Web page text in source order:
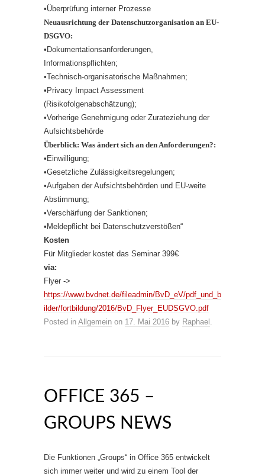
•Überprüfung interner Prozesse
Neuausrichtung der Datenschutzorganisation an EU-
DSGVO:
•Dokumentationsanforderungen,
Informationspflichten;
•Technisch-organisatorische Maßnahmen;
•Privacy Impact Assessment
(Risikofolgenabschätzung);
•Vorherige Genehmigung oder Zurateziehung der
Aufsichtsbehörde
Überblick: Was ändert sich an den Anforderungen?:
•Einwilligung;
•Gesetzliche Zulässigkeitsregelungen;
•Aufgaben der Aufsichtsbehörden und EU-weite
Abstimmung;
•Verschärfung der Sanktionen;
•Meldepflicht bei Datenschutzverstößen“
Kosten
Für Mitglieder kostet das Seminar 399€
via:
Flyer ->
https://www.bvdnet.de/fileadmin/BvD_eV/pdf_und_b
ilder/fortbildung/2016/BvD_Flyer_EUDSGVO.pdf
Posted in Allgemein on 17. Mai 2016 by Raphael .
OFFICE 365 –
GROUPS NEWS
Die Funktionen „Groups“ in Office 365 entwickelt
sich immer weiter und wird zu einem Tool der